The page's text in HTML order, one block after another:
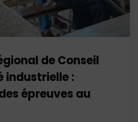
de Conseil
industrielle :
épreuves au